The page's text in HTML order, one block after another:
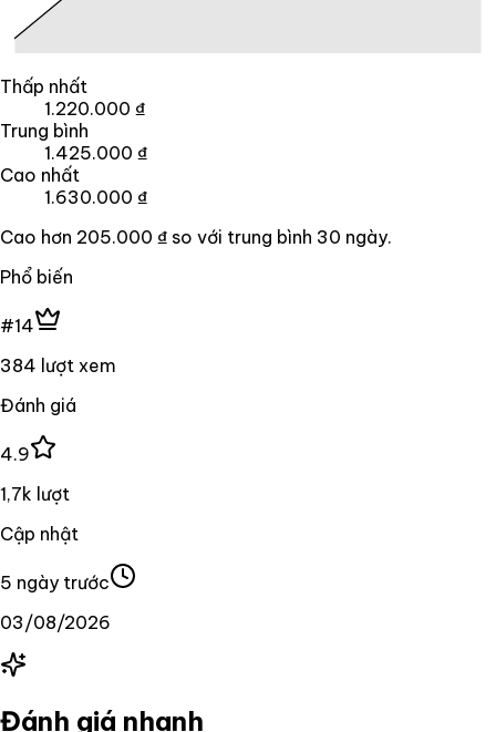
Thấp nhất
1.220.000 ₫
Trung bình
1.425.000 ₫
Cao nhất
1.630.000 ₫
Cao hơn 205.000 ₫ so với trung bình 30 ngày.
Phổ biến
#14
384 lượt xem
Đánh giá
4.9
1,7k lượt
Cập nhật
5 ngày trước
03/08/2026
Đánh giá nhanh